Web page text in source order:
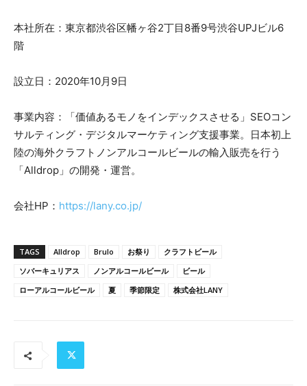
本社所在：東京都渋谷区幡ヶ谷2丁目8番9号渋谷UPJビル6
階
設立日：2020年10月9日
事業内容：「価値あるモノをインデックスさせる」SEOコン
サルティング・デジタルマーケティング支援事業。日本初上
陸の海外クラフトノンアルコールビールの輸入販売を行う
「Alldrop」の開発・運営。
会社HP： https://lany.co.jp/
TAGS Alldrop Brulo お祭り
クラフトビール
ソバーキュリアス
ノンアルコールビール
ビール
ローアルコールビール
夏 季節限定 株式会社LANY